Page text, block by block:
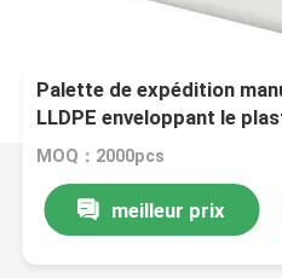
Palette de expédition
LLDPE enveloppant le
MOQ：2000pcs
meilleur prix